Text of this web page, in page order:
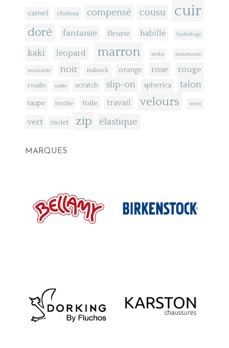
camel chelsea compensé cousu cuir
doré fantaisie fleurie habillé hydrofuge
kaki léopard marron moka moumoute
moutarde noir nubuck orange rose rouge
rouille sable scratch slip-on spherica talon
taupe textile toile travail velours verni
vert violet zip élastique
MARQUES